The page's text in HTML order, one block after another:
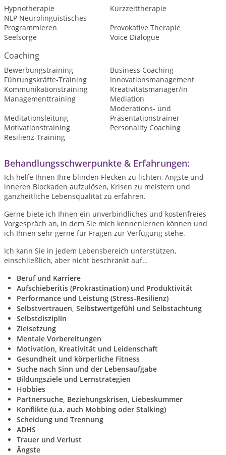
Hypnotherapie
Kurzzeittherapie
NLP Neurolinguistisches
Programmieren
Provokative Therapie
Seelsorge
Voice Dialogue
Coaching
Bewerbungstraining
Business Coaching
Führungskräfte-Training
Innovationsmanagement
Kommunikationstraining
Kreativitätsmanager/in
Managementtraining
Mediation
Meditationsleitung
Moderations- und
Präsentationstrainer
Motivationstraining
Personality Coaching
Resilienz-Training
Behandlungsschwerpunkte & Erfahrungen:
Ich helfe Ihnen Ihre blinden Flecken zu lichten, Ängste und
inneren Blockaden aufzulösen, Krisen zu meistern und
ganzheitliche Lebensqualität zu erfahren.
Gerne biete ich Ihnen ein unverbindliches und kostenfreies
Vorgespräch an, in dem Sie mich kennenlernen können und
ich Ihnen sehr gerne für Fragen zur Verfügung stehe.
Ich kann Sie in jedem Lebensbereich unterstützen,
einschließlich, aber nicht beschränkt auf…
Beruf und Karriere
Aufschieberitis (Prokrastination) und Produktivität
Performance und Leistung (Stress-Resilienz)
Selbstvertrauen, Selbstwertgefühl und Selbstachtung
Selbstdisziplin
Zielsetzung
Mentale Vorbereitungen
Motivation, Kreativität und Leidenschaft
Gesundheit und körperliche Fitness
Suche nach Sinn und der Lebensaufgabe
Bildungsziele und Lernstrategien
Hobbies
Partnersuche, Beziehungskrisen, Liebeskummer
Konflikte (u.a. auch Mobbing oder Stalking)
Scheidung und Trennung
ADHS
Trauer und Verlust
Ängste